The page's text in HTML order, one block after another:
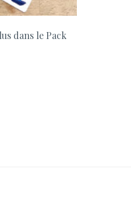
dans le Pack